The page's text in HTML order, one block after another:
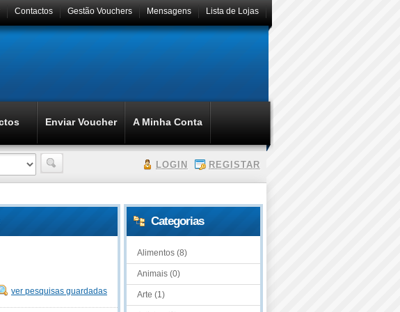
Lista de Lojas
Mensagens
Gestão Vouchers
Contactos
Enviar Voucher A Minha Conta
LOGIN REGISTAR
ver pesquisas guardadas
Categorias
Alimentos (8)
Animais (0)
Arte (1)